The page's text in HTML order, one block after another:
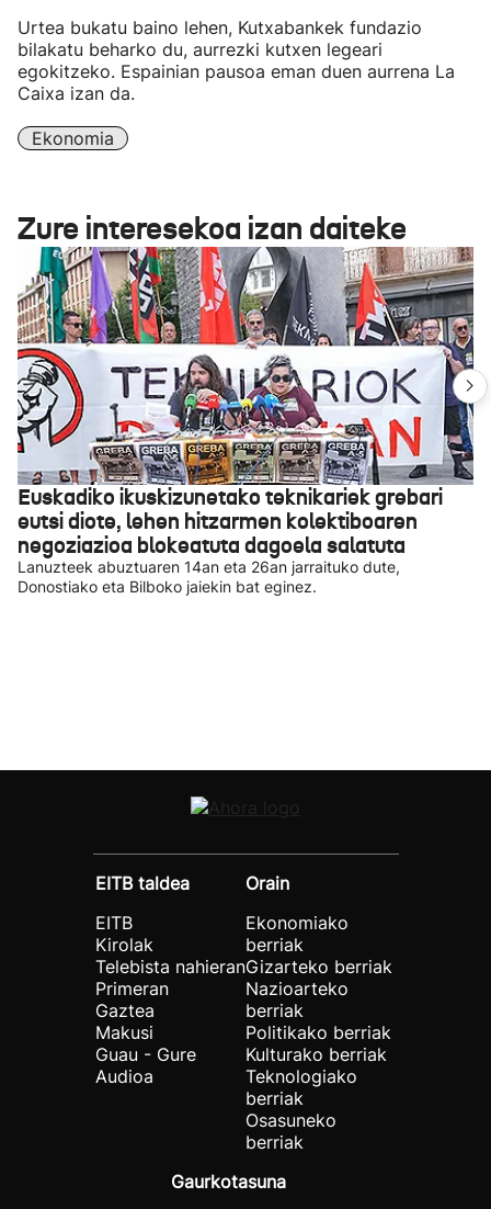
Urtea bukatu baino lehen, Kutxabankek fundazio
bilakatu beharko du, aurrezki kutxen legeari
egokitzeko. Espainian pausoa eman duen aurrena La
Caixa izan da.
Ekonomia
Zure interesekoa izan daiteke
Euskadiko ikuskizunetako teknikariek grebari
eutsi diote, lehen hitzarmen kolektiboaren
negoziazioa blokeatuta dagoela salatuta
Lanuzteek abuztuaren 14an eta 26an jarraituko dute,
Donostiako eta Bilboko jaiekin bat eginez.
EITB taldea
EITB
Kirolak
Telebista nahieran
Primeran
Gaztea
Makusi
Guau - Gure
Audioa
Orain
Ekonomiako
berriak
Gizarteko berriak
Nazioarteko
berriak
Politikako berriak
Kulturako berriak
Teknologiako
berriak
Osasuneko
berriak
Gaurkotasuna